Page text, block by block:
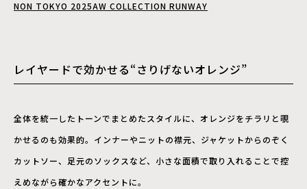
NON TOKYO 2025AW COLLECTION RUNWAY
レイヤードで効かせる“さりげないオレンジ”
全体を統一したトーンでまとめたスタイルに、オレンジをチラリと覗
かせるのも効果的。インナーやニットの襟元、ジャケットからのぞく
カットソー、足元のソックスなど、小さな面積で取り入れることで控
えめながら確かなアクセントに。